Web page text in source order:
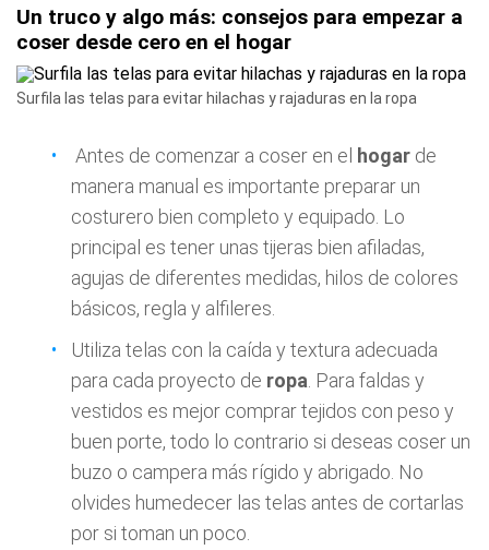
Un truco y algo más: consejos para empezar a
coser desde cero en el hogar
Surfila las telas para evitar hilachas y rajaduras en la ropa
Antes de comenzar a coser en el hogar de
manera manual es importante preparar un
costurero bien completo y equipado. Lo
principal es tener unas tijeras bien afiladas,
agujas de diferentes medidas, hilos de colores
básicos, regla y alfileres.
Utiliza telas con la caída y textura adecuada
para cada proyecto de ropa . Para faldas y
vestidos es mejor comprar tejidos con peso y
buen porte, todo lo contrario si deseas coser un
buzo o campera más rígido y abrigado. No
olvides humedecer las telas antes de cortarlas
por si toman un poco.